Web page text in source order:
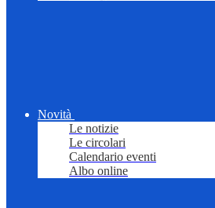
Novità
Le notizie
Le circolari
Calendario eventi
Albo online